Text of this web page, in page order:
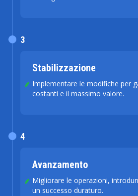
Stabilizzazione
Implementare le modifiche per
costanti e il massimo valore.
3
Avanzamento
Migliorare le operazioni,
un successo duraturo.
4